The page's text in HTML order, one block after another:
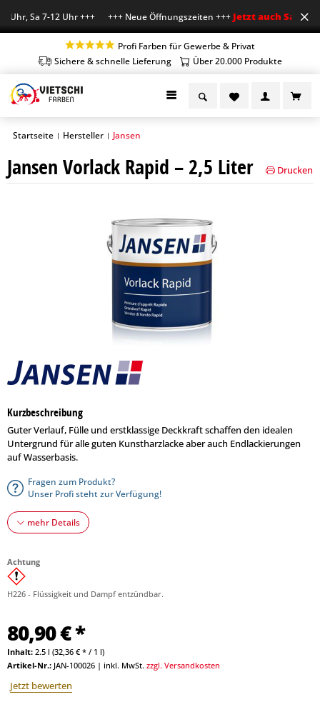
Uhr, Sa 7-12 Uhr +++ +++ Neue Öffnungszeiten +++Jetzt auch Sa
Profi Farben für Gewerbe & Privat
Sichere & schnelle Lieferung
Über 20.000 Produkte
Startseite | Hersteller | Jansen
Jansen Vorlack Rapid – 2,5 Liter Drucken
Kurzbeschreibung
Guter Verlauf, Fülle und erstklassige Deckkraft schaffen den idealen
Untergrund für alle guten Kunstharzlacke aber auch Endlackierungen
auf Wasserbasis.
Fragen zum Produkt?
Unser Profi steht zur Verfügung!
mehr Details
Achtung
H226 - Flüssigkeit und Dampf entzündbar.
80,90 € *
Inhalt: 2.5 l (32,36 € * / 1 l)
Artikel-Nr.: JAN-100026 | inkl. MwSt. zzgl. Versandkosten
Jetzt bewerten